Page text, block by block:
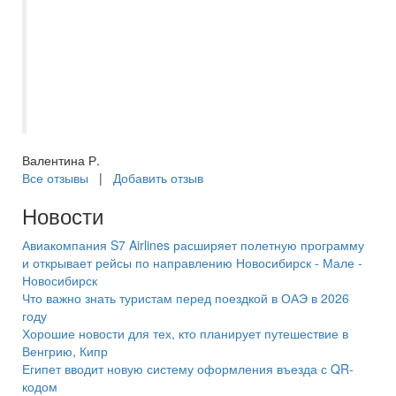
Валентина Р.
Все отзывы | Добавить отзыв
Новости
Авиакомпания S7 Airlines расширяет полетную программу
и открывает рейсы по направлению Новосибирск - Мале -
Новосибирск
Что важно знать туристам перед поездкой в ОАЭ в 2026
году
Хорошие новости для тех, кто планирует путешествие в
Венгрию, Кипр
Египет вводит новую систему оформления въезда с QR-
кодом